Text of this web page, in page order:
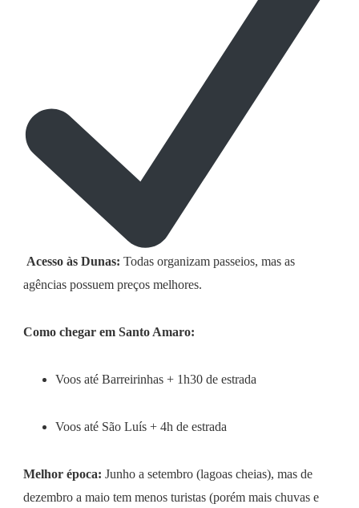
Acesso às Dunas: Todas organizam passeios, mas as
agências possuem preços melhores.
Como chegar em Santo Amaro:
Voos até Barreirinhas + 1h30 de estrada
Voos até São Luís + 4h de estrada
Melhor época: Junho a setembro (lagoas cheias), mas de
dezembro a maio tem menos turistas (porém mais chuvas e